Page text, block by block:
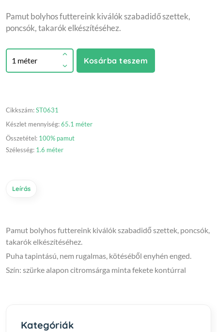
Pamut bolyhos futtereink kiválók szabadidő szettek,
poncsók, takarók elkészítéséhez.
Kosárba teszem
Cikkszám:ST0631
Készlet mennyiség:65.1 méter
Összetétel: 100% pamut
Szélesség: 1.6 méter
Leírás
Pamut bolyhos futtereink kiválók szabadidő szettek, poncsók,
takarók elkészítéséhez.
Puha tapintású, nem rugalmas, kötéséből enyhén enged.
Szín: szürke alapon citromsárga minta fekete kontúrral
Kategóriák